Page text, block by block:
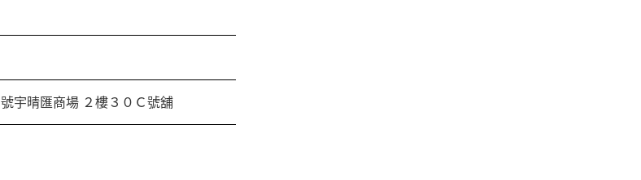
宇晴匯商場 ２樓３０Ｃ號舖